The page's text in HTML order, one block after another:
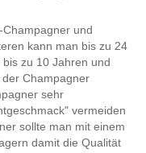
und
kann man bis zu 24
zu 10 Jahren und
Champagner
sehr
vermeiden
sollte man mit einem
damit die Qualität